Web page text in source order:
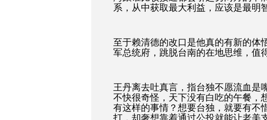
系，从中获取最大利益，应该是最明
至于赖清德的改口是他真的有新的体
军总统府，跳脱台南的在地思维，值
王丹离去吐真言，指台独不愿流血是
不快很奇怪，天下没有白吃的午餐，
有这样的事情？想要台独，就要有不
打，却奢想靠着通过公投就能让老美